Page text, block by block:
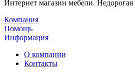
Интернет магазин мебели.
Компания
Помощь
Информация
О компании
Контакты